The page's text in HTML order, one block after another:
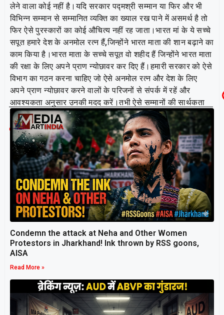
लेने वाला कोई नहीं है।यदि सरकार पद्मश्री सम्मान या फिर और भी
विभिन्न सम्मान से सम्मानित व्यक्ति का ख्याल रख पाने में असमर्थ है तो
फिर ऐसे पुरस्कारों का कोई औचित्य नहीं रह जाता।भारत मां के ये सच्चे
सपूत हमारे देश के अनमोल रत्न हैं,जिन्होंने भारत माता की शान बढ़ाने का
काम किया है।भारत माता के सच्चे सपूत वो शहीद हैं जिन्होंने भारत माता
की रक्षा के लिए अपने प्राण न्योछावर कर दिए हैं।हमारी सरकार को ऐसे
विभाग का गठन करना चाहिए जो ऐसे अनमोल रत्न और देश के लिए
अपने प्राण न्योछावर करने वालों के परिजनों से संपर्क में रहें और
आवश्यकता अनुसार उनकी मदद करें।तभी ऐसे सम्मानों की सार्थकता
हैं।
Related Post
Condemn the attack at Neha and Other Women
Protestors in Jharkhand! Ink thrown by RSS goons,
AISA
Read More »